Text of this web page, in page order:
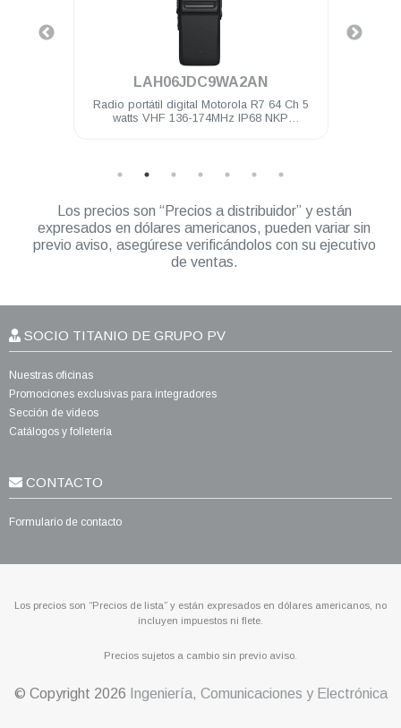
.
LAH06JDC9WA2AN
Radio portátil digital Motorola R7 64 Ch 5
watts VHF 136-174MHz IP68 NKP
Los precios son “Precios a distribuidor” y están
expresados en dólares americanos, pueden variar sin
previo aviso, asegúrese verificándolos con su ejecutivo
de ventas.
SOCIO TITANIO DE GRUPO PV
Nuestras oficinas
Promociones exclusivas para integradores
Sección de videos
Catálogos y folletería
CONTACTO
Formulario de contacto
Los precios son “Precios de lista” y están expresados en dólares americanos, no
incluyen impuestos ni flete.
Precios sujetos a cambio sin previo aviso.
© Copyright 2026 Ingeniería, Comunicaciones y Electrónica